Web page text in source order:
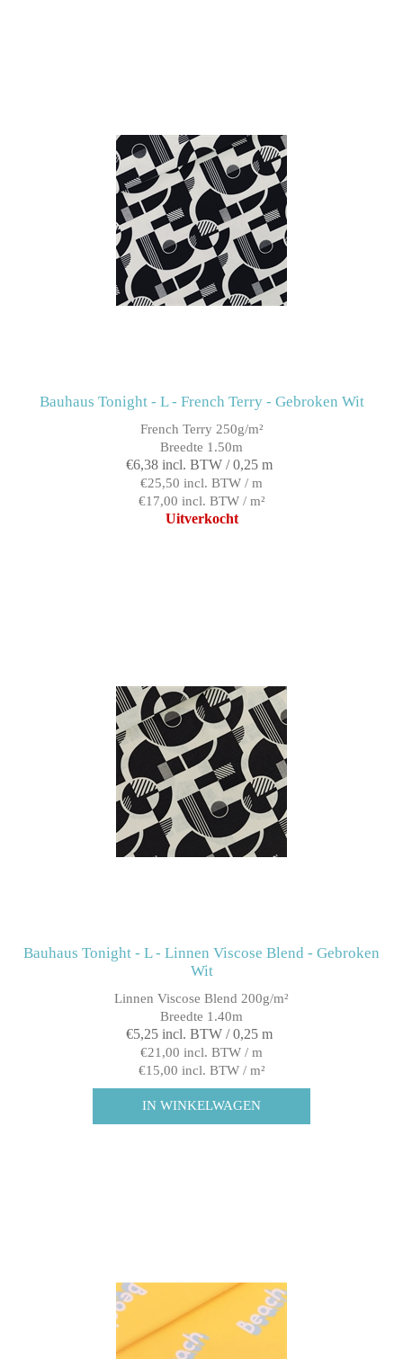
Bauhaus Tonight - L - French Terry - Gebroken Wit
French Terry 250g/m²
Breedte 1.50m
€6,38 incl. BTW / 0,25 m
€25,50 incl. BTW / m
€17,00 incl. BTW / m²
Uitverkocht
Bauhaus Tonight - L - Linnen Viscose Blend - Gebroken
Wit
Linnen Viscose Blend 200g/m²
Breedte 1.40m
€5,25 incl. BTW / 0,25 m
€21,00 incl. BTW / m
€15,00 incl. BTW / m²